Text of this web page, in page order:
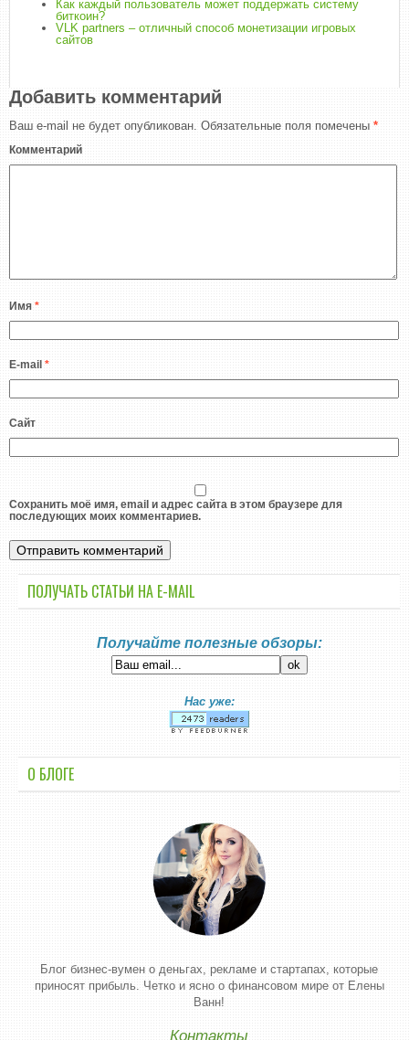
Как каждый пользователь может поддержать систему
биткоин?
VLK partners – отличный способ монетизации игровых
сайтов
Добавить комментарий
Ваш e-mail не будет опубликован. Обязательные поля помечены *
Комментарий
Имя *
E-mail *
Сайт
Сохранить моё имя, email и адрес сайта в этом браузере для
последующих моих комментариев.
ПОЛУЧАТЬ СТАТЬИ НА E-MАIL
Получайте полезные обзоры:
Нас уже:
О БЛОГЕ
Блог бизнес-вумен о деньгах, рекламе и стартапах, которые
приносят прибыль. Четко и ясно о финансовом мире от Елены
Ванн!
Контакты